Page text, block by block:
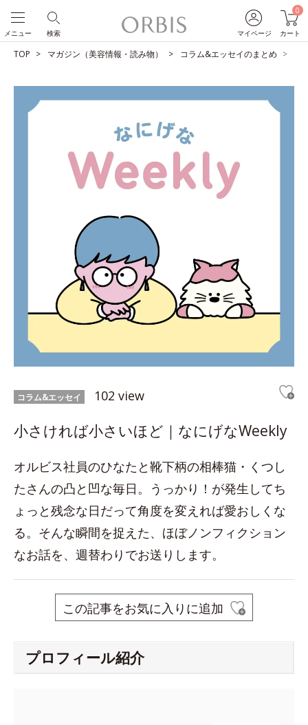
マイページ
0
カート
検索
メニュー
TOP マガジン（美容情報・読み物） コラム&エッセイのまとめ
コラム&エッセイ 102 view
小さければ小さいほど｜なにげなWeekly
オルビス社員のひなたと靴下柄の相棒猫・くつし
たさんの凸と凹な毎日。うっかり！が発生してち
ょっと残念な日だって角度を変えれば愛おしくな
る。そんな瞬間を捉えた、ほぼノンフィクション
なお話を、週替わりでお送りします。
この記事をお気に入りに追加
プロフィール紹介